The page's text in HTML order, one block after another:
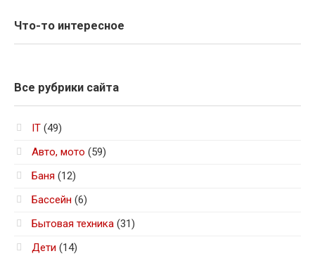
Что-то интересное
Все рубрики сайта
IT (49)
Авто, мото (59)
Баня (12)
Бассейн (6)
Бытовая техника (31)
Дети (14)